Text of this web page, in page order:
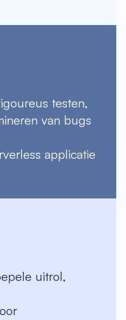
testen,
van bugs
applicatie
uitrol,